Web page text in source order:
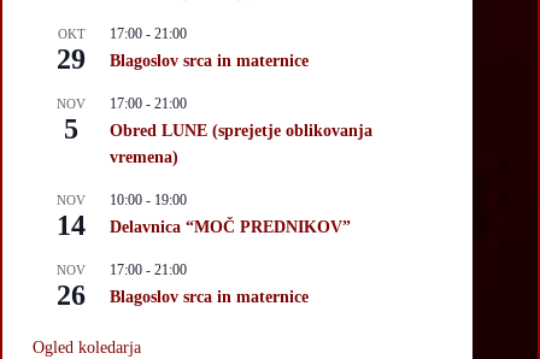
OKT
29
17:00 - 21:00
Blagoslov srca in maternice
NOV
5
17:00 - 21:00
Obred LUNE (sprejetje oblikovanja
vremena)
NOV
14
10:00 - 19:00
Delavnica “MOČ PREDNIKOV”
NOV
26
17:00 - 21:00
Blagoslov srca in maternice
Ogled koledarja